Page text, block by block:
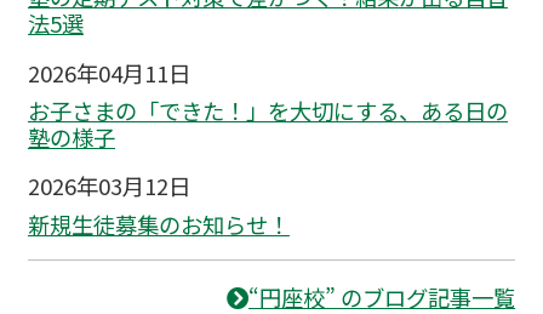
法5選
2026年04月11日
お子さまの「できた！」を大切にする、ある日の
塾の様子
2026年03月12日
新規生徒募集のお知らせ！
“円座校” のブログ記事一覧